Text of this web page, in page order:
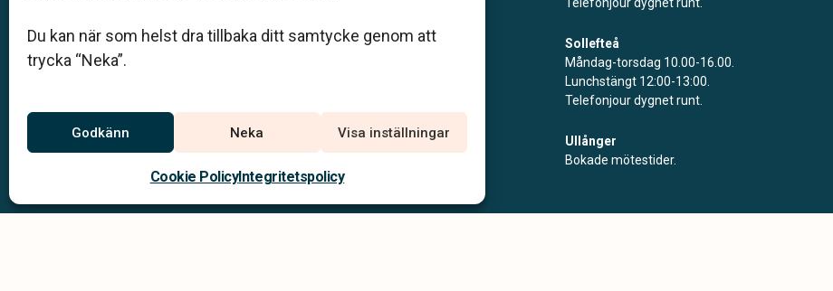
Du kan när som helst dra tillbaka ditt samtycke genom att
trycka “Neka”.
Godkänn Neka Visa inställningar
Cookie PolicyIntegritetspolicy
Jourtelefon
Sollefteå
Måndag-torsdag 10.00-16.00.
Lunchstängt 12:00-13:00.
Telefonjour dygnet runt.
Ullånger
Bokade mötestider.